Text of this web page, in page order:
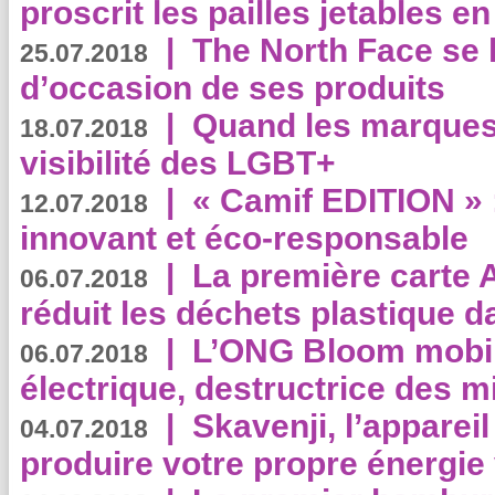
proscrit les pailles jetables
25.07.2018 | The North Face se
d’occasion de ses produits
18.07.2018 | Quand les
visibilité des LGBT+
12.07.2018 | « Camif EDITION
innovant et éco-responsable
06.07.2018 | La première carte
réduit les déchets plastique
06.07.2018 | L’ONG Bloom
électrique, destructrice des
04.07.2018 | Skavenji,
produire votre propre